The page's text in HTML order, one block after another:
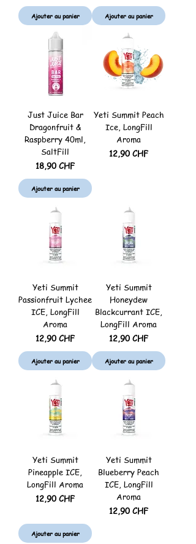
Ajouter au panier Ajouter au panier
Just Juice Bar
Dragonfruit &
Raspberry 40ml,
SaltFill
Prix
18,90 CHF
Ajouter au panier
Yeti Summit Peach
Ice, LongFill
Aroma
Prix
12,90 CHF
Yeti Summit
Passionfruit Lychee
ICE, LongFill
Aroma
Prix
12,90 CHF
Ajouter au panier
Yeti Summit
Honeydew
Blackcurrant ICE,
LongFill Aroma
Prix
12,90 CHF
Ajouter au panier
Yeti Summit
Pineapple ICE,
LongFill Aroma
Prix
12,90 CHF
Ajouter au panier
Yeti Summit
Blueberry Peach
ICE, LongFill
Aroma
Prix
12,90 CHF